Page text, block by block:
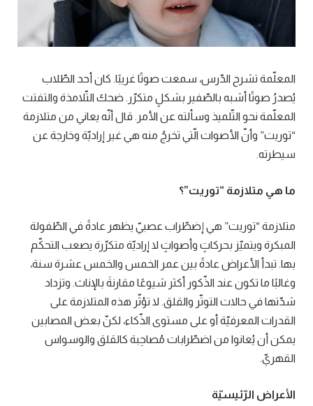
المعلّمة تشرح الدّرس، سمعت صوتًا غريبًا. كان أحد الطّلاب
يُصدرُ صوتًا أشبه بالصّفير بشكلٍ متكرّر. ضحك التّلامذة والتفتت
المعلّمة نحو التّلميذ وسألته عن الأمر. قال أنّه يعاني من متلازمة
“توريت” وأنّ الأصوات الّتي تخرجُ منه هي غير إراديّة وخارجة عن
سيطرته.
ما هي متلازمة “توريت”؟
متلازمة “توريت” هي إضطّراب عصبيّ يظهر عادةً في الطّفولة
المبكرة ويتميّز بحركاتٍ وأصواتٍ لا إراديّة متكرّرة يصعب التحكّم
بها. تبدأ الأعراض عادةً بين عمر الخمس والخمس عشرة سنة،
وغالبًا ما تكون عند الذّكور أكثر شيوعًا مقارنةَ بالإناث. وتزداد
شدّتها في حالات التوتّر والقلق. لا تؤثّر هذه المتلازمة على
القدرات المعرفيّة أو على مستوى الذّكاء، لكنّ بعض المصابين
يمكن أن يُعانوا من اضطّرابات مُصاحِبة كالقلق والوسواس
القهريّ.
الأعراض الرّئيسيّة